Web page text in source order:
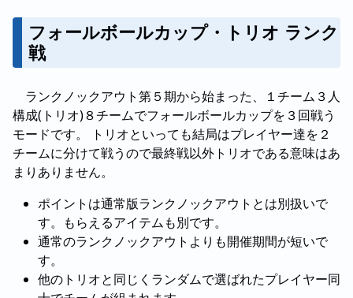
フォールボールカップ・トリオ ランク
戦
ランクノックアウト第５期から始まった、１チーム３人
構成(トリオ)８チームでフォールボールカップを３回戦う
モードです。 トリオといっても結局はプレイヤー達を２
チームに分けて戦うので最終戦以外トリオである意味はあ
まりありません。
ポイントは通常版ランクノックアウトとは別扱いで
す。もらえるアイテムも別です。
通常のランクノックアウトよりも開催期間が短いで
す。
他のトリオと同じくランダムで選ばれたプレイヤー同